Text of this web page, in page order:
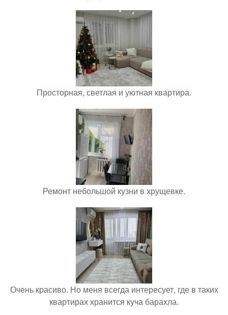
Просторная, светлая и уютная квартира.
Ремонт небольшой кузни в хрущевке.
Очень красиво. Но меня всегда интересует, где в таких
квартирах хранится куча барахла.